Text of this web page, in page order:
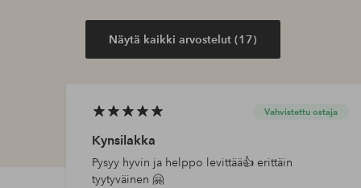
Näytä kaikki arvostelut (17)
Vahvistettu ostaja
Kynsilakka
Pysyy hyvin ja helppo levittää👍 erittäin
tyytyväinen 🤗